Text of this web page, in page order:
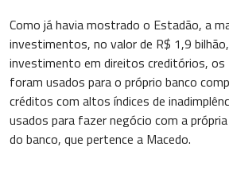
Como já havia mostrado o Estadão, a
investimentos, no valor de R$ 1,9
investimento em direitos creditórios, os
foram usados para o próprio banco
créditos com altos índices de
usados para fazer negócio com a
do banco, que pertence a Macedo.